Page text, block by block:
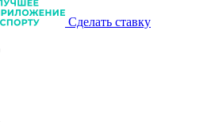
Сделать ставку